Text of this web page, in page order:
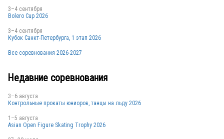
3–4 сентября
Bolero Cup 2026
3–4 сентября
Кубок Санкт-Петербурга, 1 этап 2026
Все соревнования 2026-2027
Недавние соревнования
3–6 августа
Контрольные прокаты юниоров, танцы на льду 2026
1–5 августа
Asian Open Figure Skating Trophy 2026